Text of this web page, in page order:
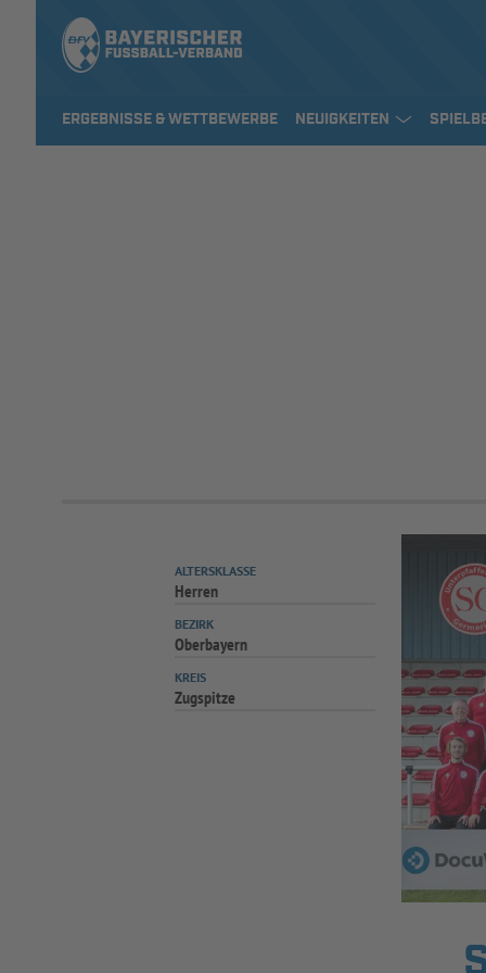
ERGEBNISSE & WETTBEWERBE NEUIGKEITEN
ALTERSKLASSE
Herren
BEZIRK
Oberbayern
KREIS
Zugspitze